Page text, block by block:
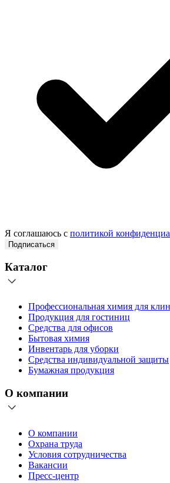
Я соглашаюсь с политикой
Подписаться
Каталог
Профессиональная химия для
Продукция для гостиниц
Средства для офисов
Бытовая химия
Инвентарь для уборки
Средства индивидуальной защиты
Бумажная продукция
О компании
О компании
Охрана труда
Условия сотрудничества
Вакансии
Пресс-центр